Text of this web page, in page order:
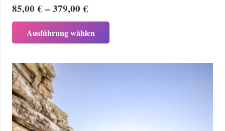
85,00€–379,00€Preisspanne:
85,00 €
bis
379,00 €
Ausführung wählen
mehrere